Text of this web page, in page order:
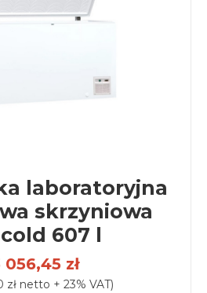
laboratoryjna
skrzyniowa
607 l
056,45 zł
zł netto + 23% VAT)